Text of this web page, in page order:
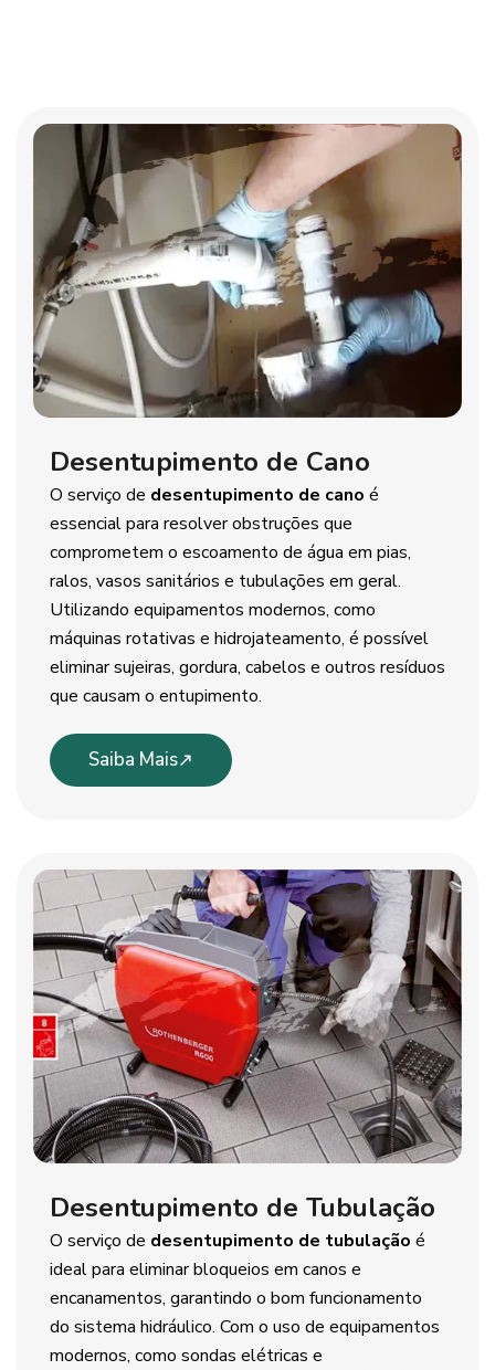
Desentupimento de Cano
O serviço de desentupimento de cano é
essencial para resolver obstruções que
comprometem o escoamento de água em pias,
ralos, vasos sanitários e tubulações em geral.
Utilizando equipamentos modernos, como
máquinas rotativas e hidrojateamento, é possível
eliminar sujeiras, gordura, cabelos e outros resíduos
que causam o entupimento.
Saiba Mais
Desentupimento de Tubulação
O serviço de desentupimento de tubulação é
ideal para eliminar bloqueios em canos e
encanamentos, garantindo o bom funcionamento
do sistema hidráulico. Com o uso de equipamentos
modernos, como sondas elétricas e